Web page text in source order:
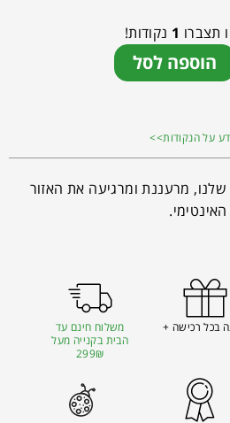
תצברו 1 נקודות!
הוספה לסל
על הנקודות>>
מרעננת ומרגיעה את האזור
האינטימי.
בכל רכישה +
משלוח חינם עד
הבית בקנייה מעל
299₪